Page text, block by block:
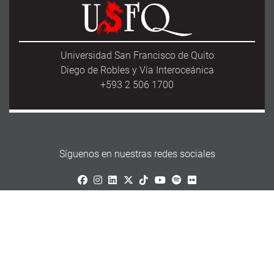
Universidad San Francisco de Quito
Diego de Robles y Vía Interoceánica
+593 2 506 1700
Síguenos en nuestras redes sociales